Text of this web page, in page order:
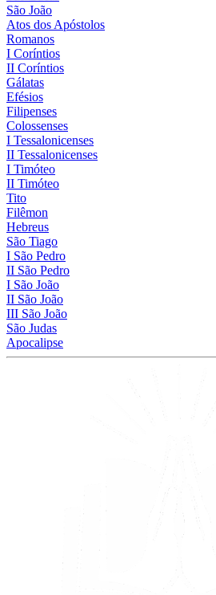
São João
Atos dos Apóstolos
Romanos
I Coríntios
II Coríntios
Gálatas
Efésios
Filipenses
Colossenses
I Tessalonicenses
II Tessalonicenses
I Timóteo
II Timóteo
Tito
Filêmon
Hebreus
São Tiago
I São Pedro
II São Pedro
I São João
II São João
III São João
São Judas
Apocalipse